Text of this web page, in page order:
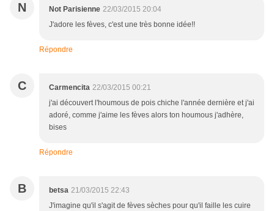
N Not Parisienne 22/03/2015 20:04
J'adore les fèves, c'est une très bonne idée!!
Répondre
C Carmencita 22/03/2015 00:21
j'ai découvert l'houmous de pois chiche l'année dernière et j'ai
adoré, comme j'aime les fèves alors ton houmous j'adhère,
bises
Répondre
B betsa 21/03/2015 22:43
J'imagine qu'il s'agit de fèves sèches pour qu'il faille les cuire